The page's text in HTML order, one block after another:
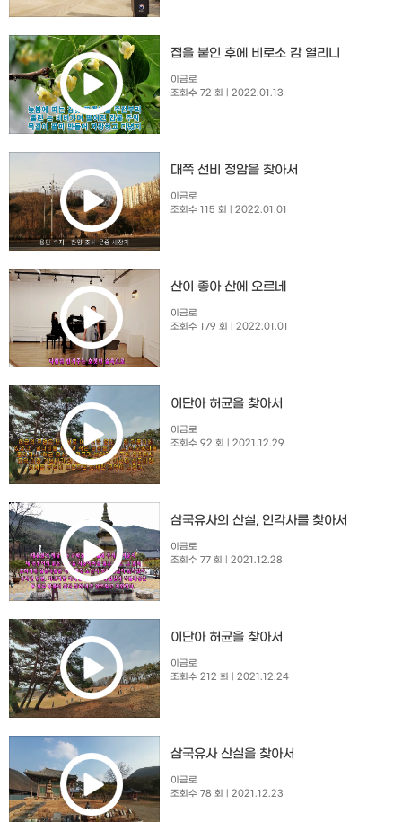
접을 붙인 후에 비로소 감 열리니
이금로
조회수 72 회
| 2022.01.13
대쪽 선비 정암을 찾아서
이금로
조회수 115 회
| 2022.01.01
산이 좋아 산에 오르네
이금로
조회수 179 회
| 2022.01.01
이단아 허균을 찾아서
이금로
조회수 92 회
| 2021.12.29
삼국유사의 산실, 인각사를 찾아서
이금로
조회수 77 회
| 2021.12.28
이단아 허균을 찾아서
이금로
조회수 212 회
| 2021.12.24
삼국유사 산실을 찾아서
이금로
조회수 78 회
| 2021.12.23